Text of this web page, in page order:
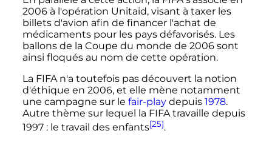
2006 à l'opération Unitaid, visant à taxer les
billets d'avion afin de financer l'achat de
médicaments pour les pays défavorisés. Les
ballons de la Coupe du monde de 2006 sont
ainsi floqués au nom de cette opération.
La FIFA n'a toutefois pas découvert la notion
d'éthique en 2006, et elle mène notamment
une campagne sur le fair-playdepuis 1978.
Autre thème sur lequel la FIFA travaille depuis
1997 : le travail des enfants[25].